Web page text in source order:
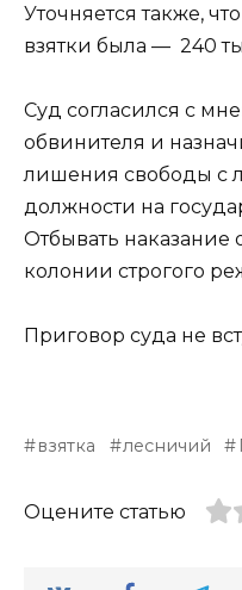
Уточняется также,
взятки была — 240
Суд согласился с
обвинителя и
лишения свободы с
должности на
Отбывать
колонии строгого
Приговор суда не
взятка лесничий
Оцените статью